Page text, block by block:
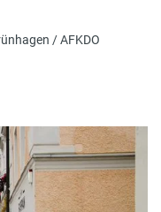
/ AFKDO